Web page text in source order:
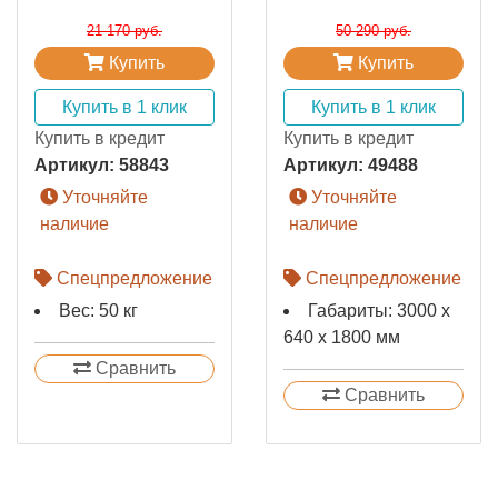
21 170 руб.
Купить
Купить в 1 клик
Купить в кредит
Артикул: 58843
Уточняйте
наличие
Спецпредложение
Вес: 50 кг
Сравнить
50 290 руб.
Купить
Купить в 1 клик
Купить в кредит
Артикул: 49488
Уточняйте
наличие
Спецпредложение
Габариты: 3000 х
640 х 1800 мм
Сравнить